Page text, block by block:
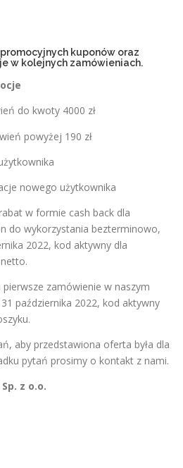
kuponów oraz
w kolejnych zamówieniach.
do kwoty 4000 zł
powyżej 190 zł
nowego użytkownika
w formie cash back dla
do wykorzystania bezterminowo,
2022, kod aktywny dla
pierwsze zamówienie w naszym
października 2022, kod aktywny
aby przedstawiona oferta była dla
pytań prosimy o kontakt z nami.
z o.o.